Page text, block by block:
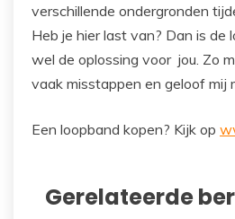
verschillende ondergronden
Heb je hier last van? Dan is de
wel de oplossing voor jou. Zo
vaak misstappen en geloof mij
Een loopband kopen? Kijk op
Gerelateerde